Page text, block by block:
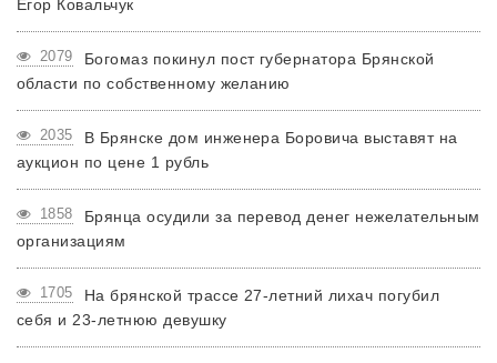
Егор Ковальчук
2079
Богомаз покинул пост губернатора Брянской
области по собственному желанию
2035
В Брянске дом инженера Боровича выставят на
аукцион по цене 1 рубль
1858
Брянца осудили за перевод денег нежелательным
организациям
1705
На брянской трассе 27-летний лихач погубил
себя и 23-летнюю девушку